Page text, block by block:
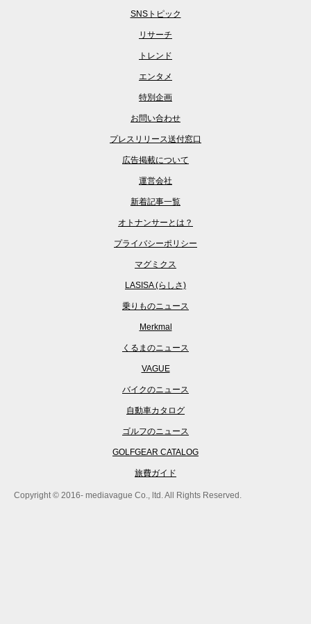
SNSトピック
リサーチ
トレンド
エンタメ
特別企画
お問い合わせ
プレスリリース送付窓口
広告掲載について
運営会社
新着記事一覧
オトナンサーとは？
プライバシーポリシー
マグミクス
LASISA (らしさ)
乗りものニュース
Merkmal
くるまのニュース
VAGUE
バイクのニュース
自動車カタログ
ゴルフのニュース
GOLFGEAR CATALOG
旅費ガイド
Copyright © 2016- mediavague Co., ltd. All Rights Reserved.